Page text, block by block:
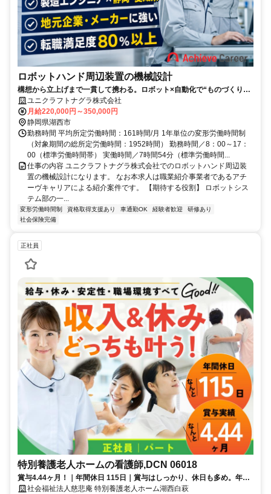
ロボットハンド周辺装置の機械設計
構想から立上げまで一貫して携わる。ロボット×自動化で“ものづくりの
未来”を設計する。/自社勤務の仕事/自社製品・サービスの仕事/研修制度
が充実/資格取得支援が充実/退職金制度あり/車通勤可/第二新卒可/経験者
歓迎/40歳以上活躍中/メーカー企業
ユニクラフトナグラ株式会社
月給220,000円～350,000円
静岡県湖西市
勤務時間 平均所定労働時間：161時間/月 1年単位の変形労働時間制
（対象期間の総所定労働時間：1952時間） 勤務時間／8：00～17：
00（標準労働時間帯） 実働時間／7時間54分（標準労働時間...
仕事の内容 ユニクラフトナグラ株式会社でのロボットハンド周辺装
置の機械設計になります。 なお本求人は職業紹介事業者であるアチ
ーヴキャリアによる紹介案件です。 【期待する役割】 ロボットシス
テム部の一...
変形労働時間制 資格取得支援あり 車通勤OK 経験者歓迎
研修あり
社会保険完備
正社員
特別養護老人ホームの看護師,DCN 06018
賞与4.44ヶ月！｜年間休日 115日｜賞与はしっかり、休日も多め。年間
休日が多くメリハリ勤務。
社会福祉法人慈悲庵 特別養護老人ホーム湖西白萩